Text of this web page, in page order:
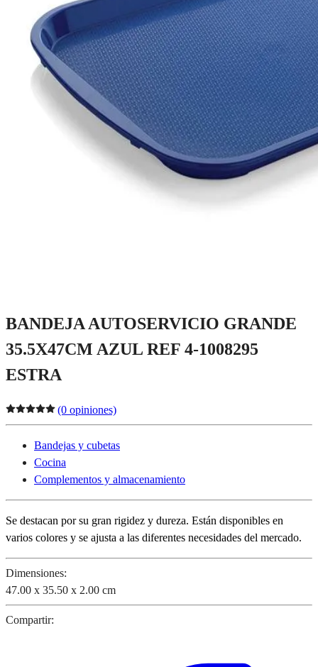
BANDEJA AUTOSERVICIO GRANDE
35.5X47CM AZUL REF 4-1008295
ESTRA
(0 opiniones)
Bandejas y cubetas
Cocina
Complementos y almacenamiento
Se destacan por su gran rigidez y dureza. Están disponibles en
varios colores y se ajusta a las diferentes necesidades del mercado.
Dimensiones:
47.00 x 35.50 x 2.00 cm
Compartir: